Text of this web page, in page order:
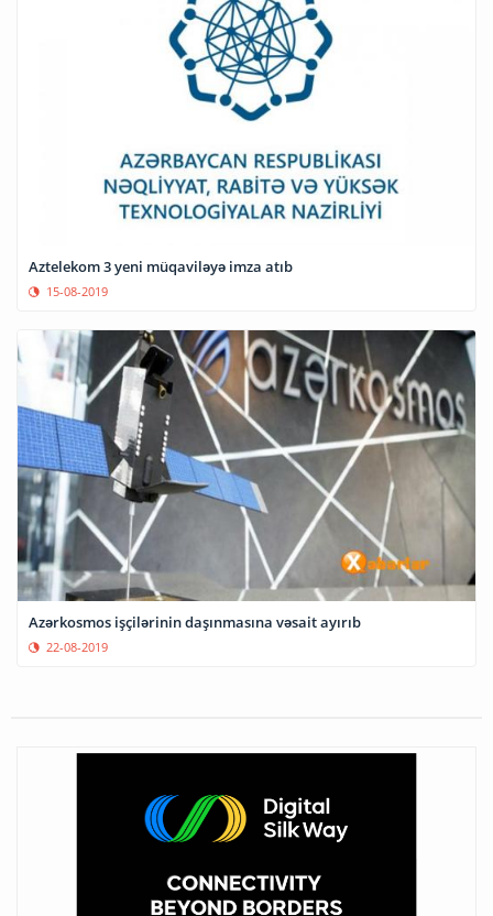
Aztelekom 3 yeni müqaviləyə imza atıb
15-08-2019
Azərkosmos işçilərinin daşınmasına vəsait ayırıb
22-08-2019